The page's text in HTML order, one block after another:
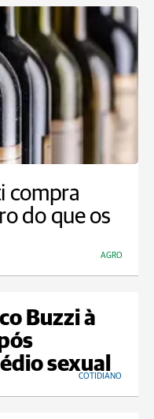
compra
do que os
AGRO
Buzzi à
sexual
COTIDIANO